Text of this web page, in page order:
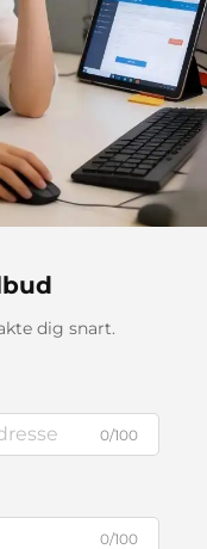
dig snart.
0/100
0/100